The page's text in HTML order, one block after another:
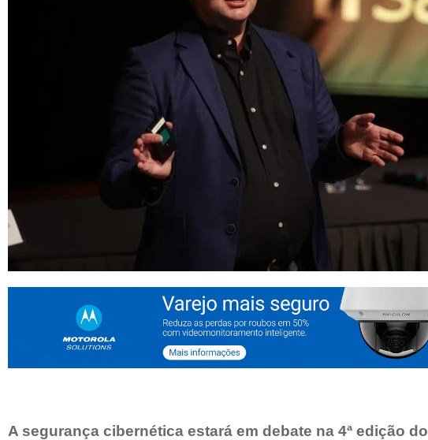
A segurança cibernética estará em debate na 4ª edição do